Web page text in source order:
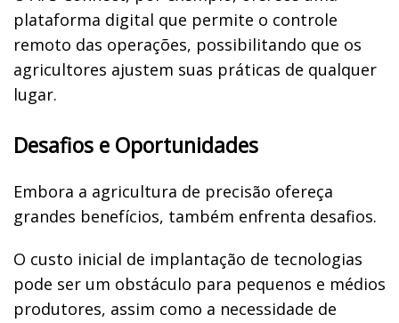
plataforma digital que permite o controle
remoto das operações, possibilitando que os
agricultores ajustem suas práticas de qualquer
lugar.
Desafios e Oportunidades
Embora a agricultura de precisão ofereça
grandes benefícios, também enfrenta desafios.
O custo inicial de implantação de tecnologias
pode ser um obstáculo para pequenos e médios
produtores, assim como a necessidade de